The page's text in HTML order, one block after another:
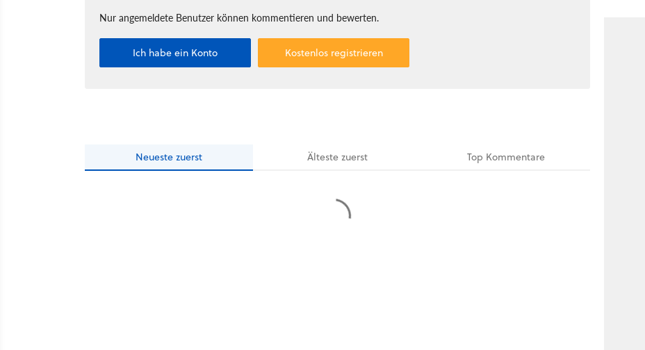
Nur angemeldete Benutzer können kommentieren und bewerten.
Ich habe ein Konto Kostenlos registrieren
Neueste zuerst Ältestezuerst Top Kommentare